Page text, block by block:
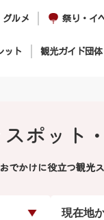
グルメ 祭り・イ
ット 観光ガイド団体
スポット
でかけに役立つ観光
現在地